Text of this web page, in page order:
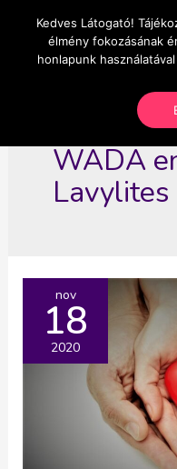
content
OnlineSeedsMan
Üzlet és szabadság
WADA
Lavylites
nov
18
2020
Kedves Látogató!
élmény fokozásának
honlapunk